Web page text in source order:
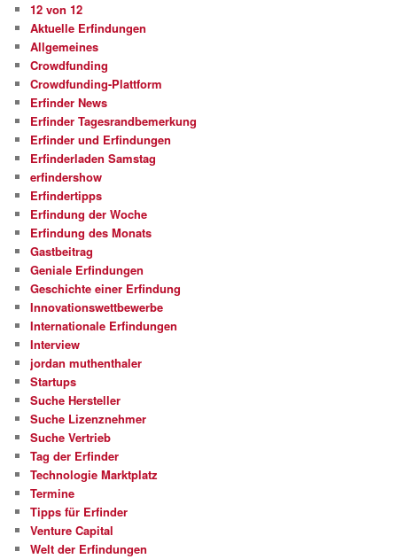
12 von 12
Aktuelle Erfindungen
Allgemeines
Crowdfunding
Crowdfunding-Plattform
Erfinder News
Erfinder Tagesrandbemerkung
Erfinder und Erfindungen
Erfinderladen Samstag
erfindershow
Erfindertipps
Erfindung der Woche
Erfindung des Monats
Gastbeitrag
Geniale Erfindungen
Geschichte einer Erfindung
Innovationswettbewerbe
Internationale Erfindungen
Interview
jordan muthenthaler
Startups
Suche Hersteller
Suche Lizenznehmer
Suche Vertrieb
Tag der Erfinder
Technologie Marktplatz
Termine
Tipps für Erfinder
Venture Capital
Welt der Erfindungen